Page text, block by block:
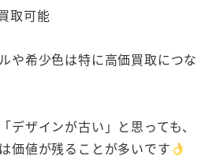
取可能
や希少色は特に高価買取につな
デザインが古い」と思っても、
価値が残ることが多いです